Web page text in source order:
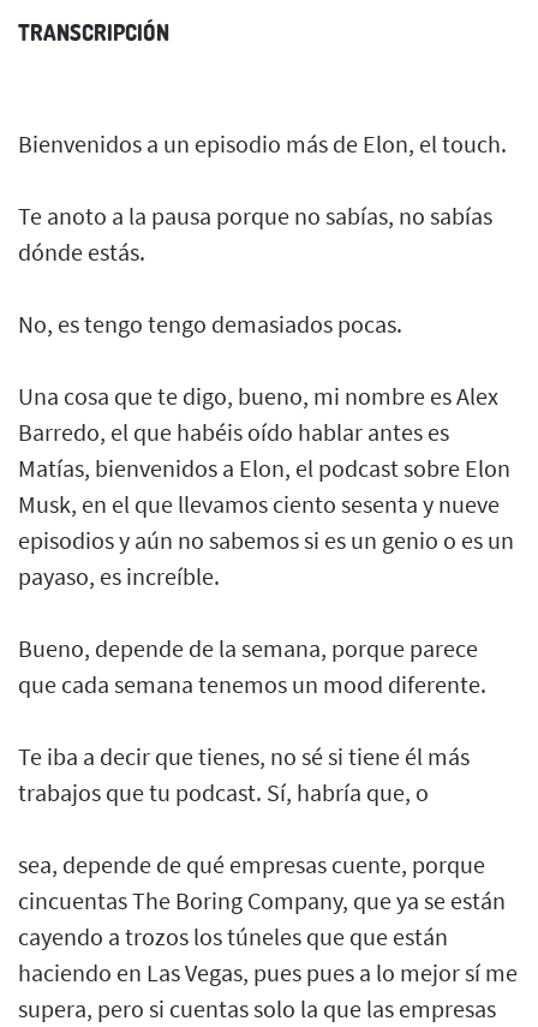
TRANSCRIPCIÓN
Bienvenidos a un episodio más de Elon, el touch.
Te anoto a la pausa porque no sabías, no sabías
dónde estás.
No, es tengo tengo demasiados pocas.
Una cosa que te digo, bueno, mi nombre es Alex
Barredo, el que habéis oído hablar antes es
Matías, bienvenidos a Elon, el podcast sobre Elon
Musk, en el que llevamos ciento sesenta y nueve
episodios y aún no sabemos si es un genio o es un
payaso, es increíble.
Bueno, depende de la semana, porque parece
que cada semana tenemos un mood diferente.
Te iba a decir que tienes, no sé si tiene él más
trabajos que tu podcast. Sí, habría que, o
sea, depende de qué empresas cuente, porque
cincuentas The Boring Company, que ya se están
cayendo a trozos los túneles que que están
haciendo en Las Vegas, pues pues a lo mejor sí me
supera, pero si cuentas solo la que las empresas